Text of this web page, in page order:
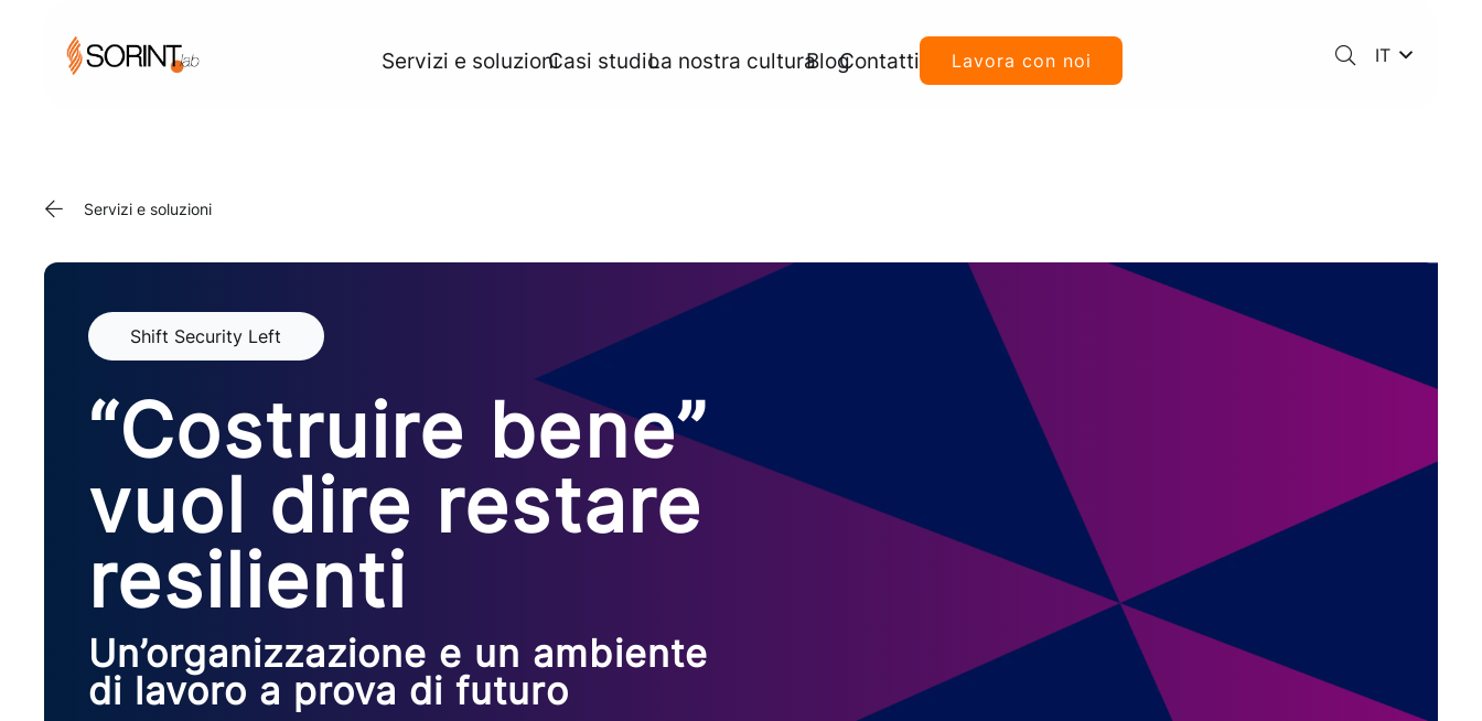
Servizi e soluzioniCasi studioLa nostra culturaBlogContatti Lavora con noi IT
Servizi e soluzioni
Shift Security Left
“Costruire bene”
vuol dire restare
resilienti
Un’organizzazione e un ambiente
di lavoro a prova di futuro